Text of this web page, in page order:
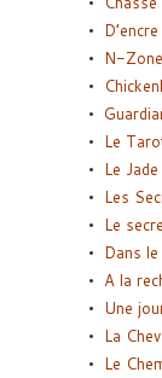
N-
Le
Le
Les
Le
Dans
A la
Une
La
Le